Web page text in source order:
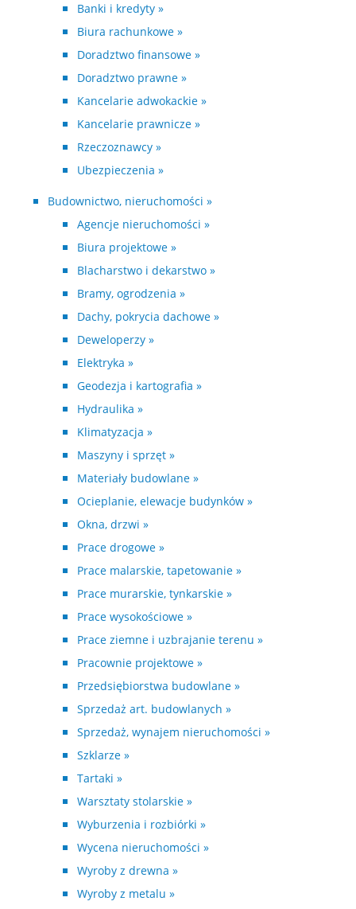
Banki i kredyty »
Biura rachunkowe »
Doradztwo finansowe »
Doradztwo prawne »
Kancelarie adwokackie »
Kancelarie prawnicze »
Rzeczoznawcy »
Ubezpieczenia »
Budownictwo, nieruchomości »
Agencje nieruchomości »
Biura projektowe »
Blacharstwo i dekarstwo »
Bramy, ogrodzenia »
Dachy, pokrycia dachowe »
Deweloperzy »
Elektryka »
Geodezja i kartografia »
Hydraulika »
Klimatyzacja »
Maszyny i sprzęt »
Materiały budowlane »
Ocieplanie, elewacje budynków »
Okna, drzwi »
Prace drogowe »
Prace malarskie, tapetowanie »
Prace murarskie, tynkarskie »
Prace wysokościowe »
Prace ziemne i uzbrajanie terenu »
Pracownie projektowe »
Przedsiębiorstwa budowlane »
Sprzedaż art. budowlanych »
Sprzedaż, wynajem nieruchomości »
Szklarze »
Tartaki »
Warsztaty stolarskie »
Wyburzenia i rozbiórki »
Wycena nieruchomości »
Wyroby z drewna »
Wyroby z metalu »